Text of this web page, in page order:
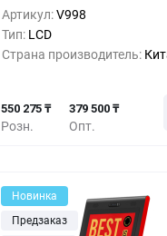
Артикул:V998
Тип: LCD
Страна производитель:
Розн.
550 275 ₸
Опт.
379 500 ₸
10+ -20% 436
Новинка
Предзаказ